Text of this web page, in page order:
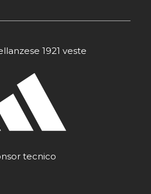
1921 veste
tecnico